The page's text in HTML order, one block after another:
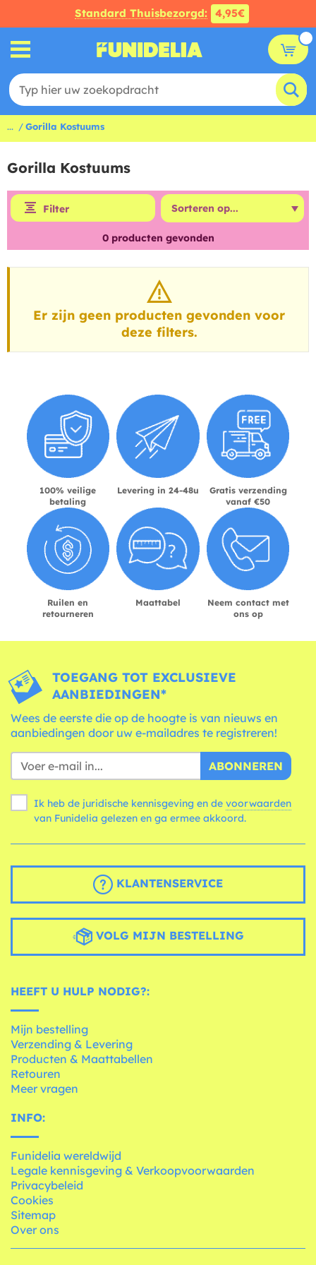
Standard Thuisbezorgd: 4,95€
... Gorilla Kostuums
Gorilla Kostuums
Filter
0producten gevonden
Er zijn geen producten gevonden voor
deze filters.
100% veilige
betaling
Levering in 24-48u
Gratis verzending
vanaf €50
Ruilen en
retourneren
Maattabel
Neem contact met
ons op
TOEGANG TOT EXCLUSIEVE
AANBIEDINGEN*
Wees de eerste die op de hoogte is van nieuws en
aanbiedingen door uw e-mailadres te registreren!
ABONNEREN
Ik heb de juridische kennisgeving en de voorwaarden
van Funidelia gelezen en ga ermee akkoord.
KLANTENSERVICE
VOLG MIJN BESTELLING
HEEFT U HULP NODIG?:
Mijn bestelling
Verzending & Levering
Producten & Maattabellen
Retouren
Meer vragen
INFO:
Funidelia wereldwijd
Legale kennisgeving & Verkoopvoorwaarden
Privacybeleid
Cookies
Sitemap
Over ons